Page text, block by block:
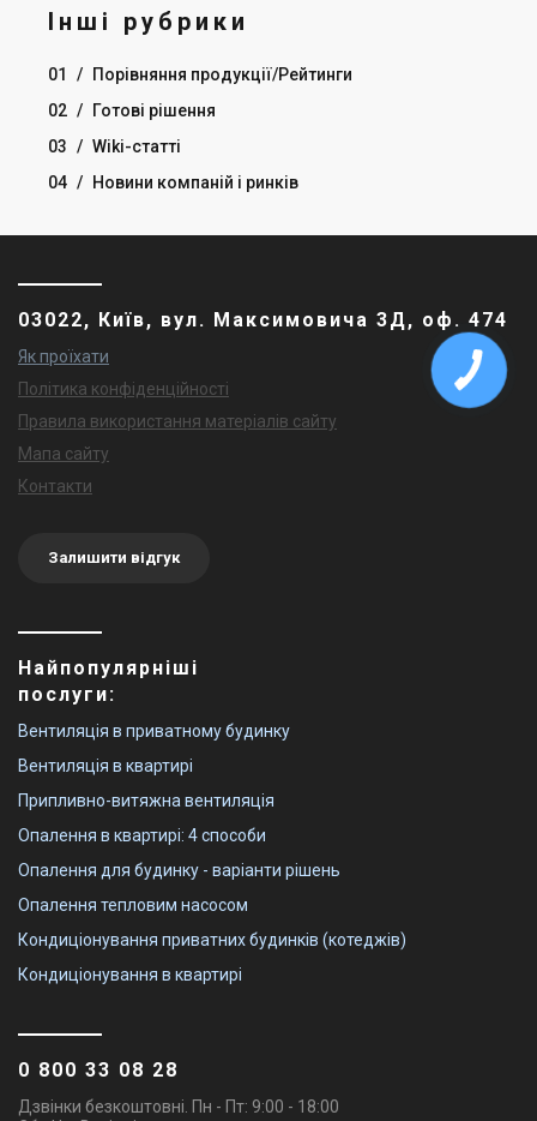
Інші рубрики
01 / Порівняння продукції/Рейтинги
02 / Готові рішення
03 / Wiki-статті
04 / Новини компаній і ринків
03022, Київ, вул. Максимовича 3Д, оф. 474
Як проїхати
Політика конфіденційності
Правила використання матеріалів сайту
Мапа сайту
Контакти
Залишити відгук
Найпопулярніші
послуги:
Вентиляція в приватному будинку
Вентиляція в квартирі
Припливно-витяжна вентиляція
Опалення в квартирі: 4 способи
Опалення для будинку - варіанти рішень
Опалення тепловим насосом
Кондиціонування приватних будинків (котеджів)
Кондиціонування в квартирі
0 800 33 08 28
Дзвінки безкоштовні. Пн - Пт: 9:00 - 18:00